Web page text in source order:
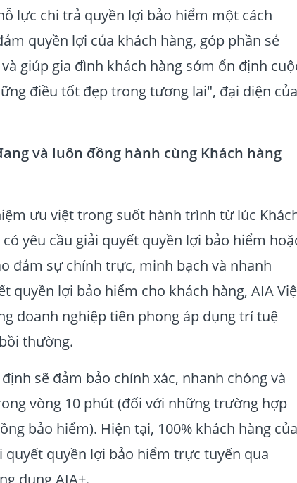
lực chi trả quyền lợi bảo hiểm một cách
quyền lợi của khách hàng, góp phần sẻ
giúp gia đình khách hàng sớm ổn định
điều tốt đẹp trong tương lai", đại diện của
và luôn đồng hành cùng Khách hàng
ưu việt trong suốt hành trình từ lúc
yêu cầu giải quyết quyền lợi bảo hiểm
đảm sự chính trực, minh bạch và nhanh
quyền lợi bảo hiểm cho khách hàng, AIA
doanh nghiệp tiên phong áp dụng trí tuệ
thường.
sẽ đảm bảo chính xác, nhanh chóng và
vòng 10 phút (đối với những trường hợp
bảo hiểm). Hiện tại, 100% khách hàng của
quyết quyền lợi bảo hiểm trực tuyến qua
dụng AIA+.